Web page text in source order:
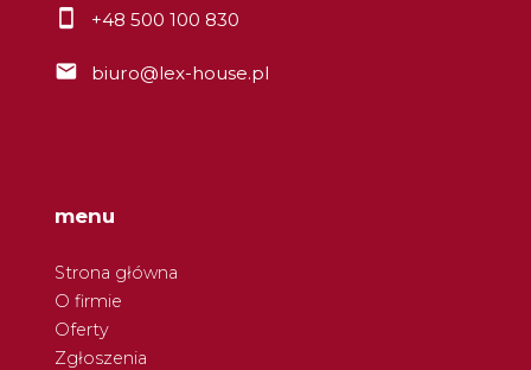
+48 500 100 830
biuro@lex-house.pl
menu
Strona główna
O firmie
Oferty
Zgłoszenia